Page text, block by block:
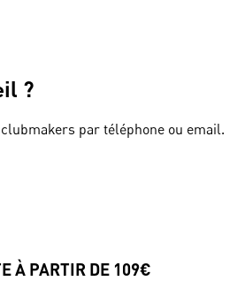
?
par téléphone ou email.
À PARTIR DE 109€